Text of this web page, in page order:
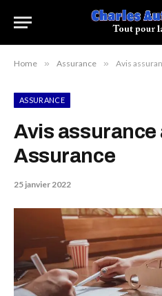
Home » Assurance » Avis
ASSURANCE
Avis assurance
Assurance
25 janvier 2022